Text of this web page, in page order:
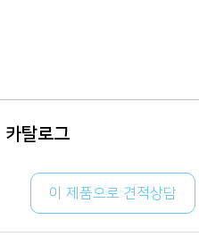
카탈로그
이 제품으로 견적상담